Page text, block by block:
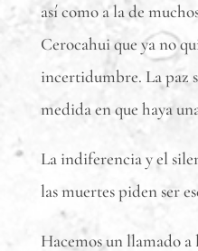
así como a la de
Cerocahui que ya no
incertidumbre. La paz
medida en que haya
La indiferencia y el
las muertes piden ser
Hacemos un llamado a